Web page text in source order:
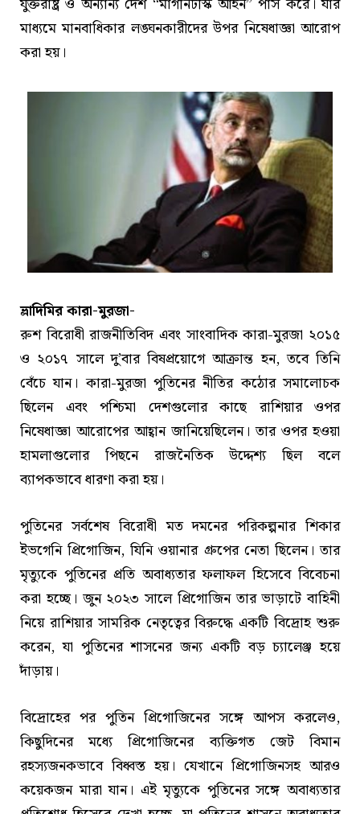
মাধ্যমে মানবাধিকার লঙ্ঘনকারীদের উপর নিষেধাজ্ঞা আরোপ
করা হয়।
ভ্লাদিমির কারা-মুরজা-
রুশ বিরোধী রাজনীতিবিদ এবং সাংবাদিক কারা-মুরজা ২০১৫
ও ২০১৭ সালে দু’বার বিষপ্রয়োগে আক্রান্ত হন, তবে তিনি
বেঁচে যান। কারা-মুরজা পুতিনের নীতির কঠোর সমালোচক
ছিলেন এবং পশ্চিমা দেশগুলোর কাছে রাশিয়ার ওপর
নিষেধাজ্ঞা আরোপের আহ্বান জানিয়েছিলেন। তার ওপর হওয়া
হামলাগুলোর পিছনে রাজনৈতিক উদ্দেশ্য ছিল বলে
ব্যাপকভাবে ধারণা করা হয়।
পুতিনের সর্বশেষ বিরোধী মত দমনের পরিকল্পনার শিকার
ইভগেনি প্রিগোজিন, যিনি ওয়ানার গ্রুপের নেতা ছিলেন। তার
মৃত্যুকে পুতিনের প্রতি অবাধ্যতার ফলাফল হিসেবে বিবেচনা
করা হচ্ছে। জুন ২০২৩ সালে প্রিগোজিন তার ভাড়াটে বাহিনী
নিয়ে রাশিয়ার সামরিক নেতৃত্বের বিরুদ্ধে একটি বিদ্রোহ শুরু
করেন, যা পুতিনের শাসনের জন্য একটি বড় চ্যালেঞ্জ হয়ে
দাঁড়ায়।
বিদ্রোহের পর পুতিন প্রিগোজিনের সঙ্গে আপস করলেও,
কিছুদিনের মধ্যে প্রিগোজিনের ব্যক্তিগত জেট বিমান
রহস্যজনকভাবে বিধ্বস্ত হয়। যেখানে প্রিগোজিনসহ আরও
কয়েকজন মারা যান। এই মৃত্যুকে পুতিনের সঙ্গে অবাধ্যতার